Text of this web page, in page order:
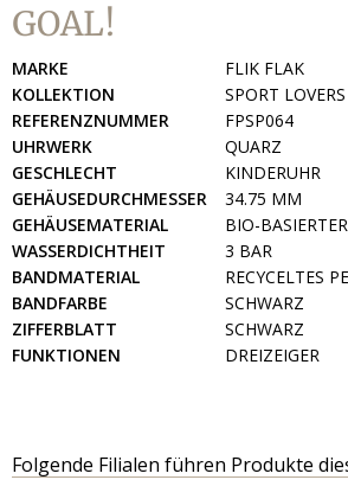
GOAL!
MARKE
FLIK FLAK
KOLLEKTION
SPORT LOVERS
REFERENZNUMMER
FPSP064
UHRWERK
QUARZ
GESCHLECHT
KINDERUHR
GEHÄUSEDURCHMESSER
34.75 MM
GEHÄUSEMATERIAL
BIO-
WASSERDICHTHEIT
3 BAR
BANDMATERIAL
RECYCELTES
BANDFARBE
SCHWARZ
ZIFFERBLATT
SCHWARZ
FUNKTIONEN
DREIZEIGER
Folgende Filialen führen Produkte